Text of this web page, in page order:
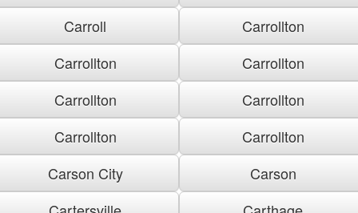
Carroll
Carrollton
Carrollton
Carrollton
Carrollton
Carrollton
Carrollton
Carrollton
Carson City
Carson